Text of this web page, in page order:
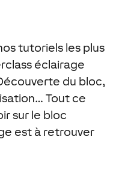
tutoriels les plus
éclairage
du bloc,
Tout ce
sur le bloc
est à retrouver